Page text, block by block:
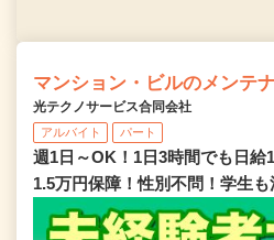
マンション・ビルのメンテ
光テクノサービス合同会社
アルバイト パート
週1日～OK！1日3時間でも日給
1.5万円保障！性別不問！学生も